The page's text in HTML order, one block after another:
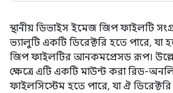
স্থানীয় ডিভাইস ইমেজ জিপ ফাইলটি
ভ্যালুটি একটি ডিরেক্টরি হতে পারে,
জিপ ফাইলটির আনকমপ্রেসড রূপ।
ক্ষেত্রে এটি একটি মাউন্ট করা রিড-
ফাইলসিস্টেম হতে পারে, যা ঐ